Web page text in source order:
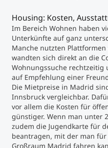
Housing: Kosten,
Im Bereich Wohnen haben
Unterkünfte auf ganz
Manche nutzten
wandten sich direkt an die
Wohnungssuche
auf Empfehlung einer
Die Mietpreise in Madrid
Innsbruck vergleichbar.
vor allem die Kosten für
günstiger. Wenn man unter
zudem die Jugendkarte für
beantragen, mit der man
Großraum Madrid fahren